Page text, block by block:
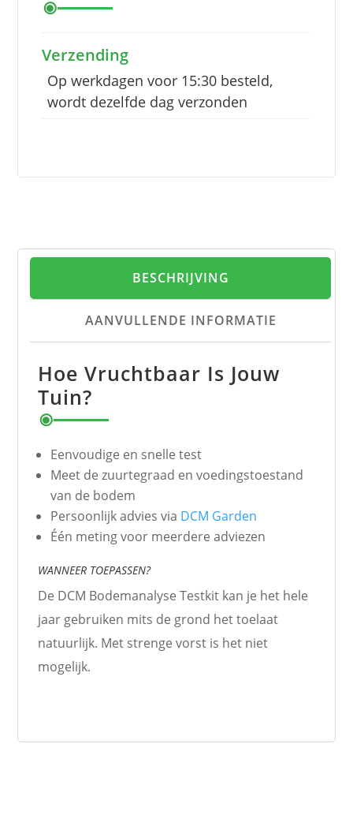
Verzending
Op werkdagen voor 15:30 besteld,
wordt dezelfde dag verzonden
BESCHRIJVING
AANVULLENDE INFORMATIE
Hoe Vruchtbaar Is Jouw
Tuin?
Eenvoudige en snelle test
Meet de zuurtegraad en voedingstoestand
van de bodem
Persoonlijk advies via DCM Garden
Één meting voor meerdere adviezen
WANNEER TOEPASSEN?
De DCM Bodemanalyse Testkit kan je het hele
jaar gebruiken mits de grond het toelaat
natuurlijk. Met strenge vorst is het niet
mogelijk.